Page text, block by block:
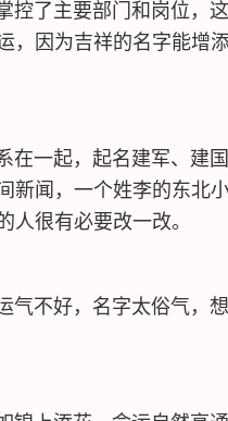
了主要部门和岗位，
因为吉祥的名字能增
一起，起名建军、建
闻，一个姓李的东北
很有必要改一改。
不好，名字太俗气，